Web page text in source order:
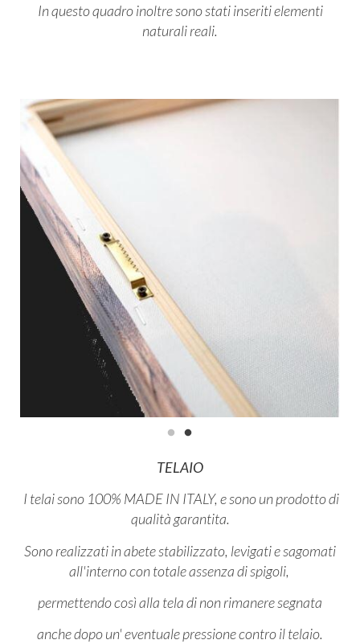
In questo quadro inoltre sono stati inseriti elementi
naturali reali.
TELAIO
I telai sono 100% MADE IN ITALY, e sono un prodotto di
qualità garantita.
Sono realizzati in abete stabilizzato, levigati e sagomati
all'interno con totale assenza di spigoli,
permettendo così alla tela di non rimanere segnata
anche dopo un' eventuale pressione contro il telaio.